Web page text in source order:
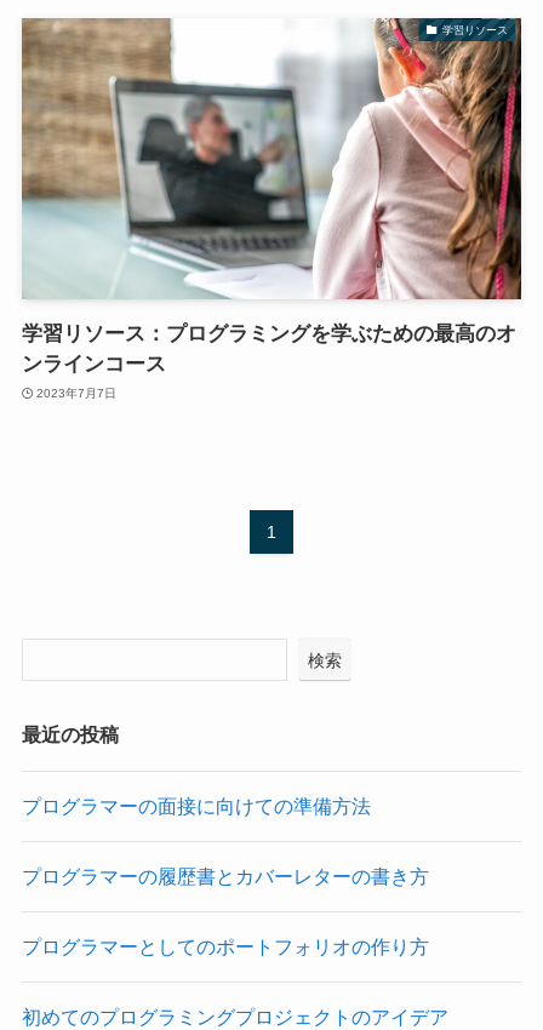
学習リソース
学習リソース：プログラミングを学ぶための最高のオ
ンラインコース
2023年7月7日
1
検索
最近の投稿
プログラマーの面接に向けての準備方法
プログラマーの履歴書とカバーレターの書き方
プログラマーとしてのポートフォリオの作り方
初めてのプログラミングプロジェクトのアイデア